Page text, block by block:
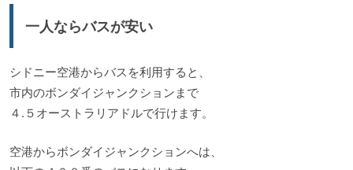
一人ならバスが安い
シドニー空港からバスを利用すると、
市内のボンダイジャンクションまで
４.５オーストラリアドルで行けます。
空港からボンダイジャンクションへは、